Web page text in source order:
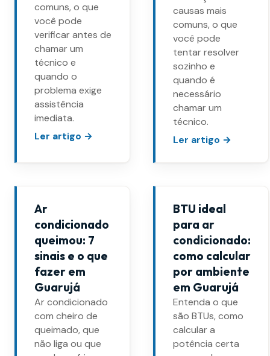
comuns, o que
você pode
verificar antes de
chamar um
técnico e
quando o
problema exige
assistência
imediata.
Ler artigo →
causas mais
comuns, o que
você pode
tentar resolver
sozinho e
quando é
necessário
chamar um
técnico.
Ler artigo →
Ar
condicionado
queimou: 7
sinais e o que
fazer em
Guarujá
Ar condicionado
com cheiro de
queimado, que
não liga ou que
BTU ideal
para ar
condicionado:
como calcular
por ambiente
em Guarujá
Entenda o que
são BTUs, como
calcular a
potência certa